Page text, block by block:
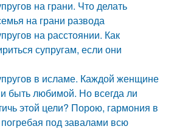
на грани. Что делать
на грани развода
на расстоянии. Как
супругам, если они
в исламе. Каждой женщине
быть любимой. Но всегда ли
этой цели? Порою, гармония в
под завалами всю